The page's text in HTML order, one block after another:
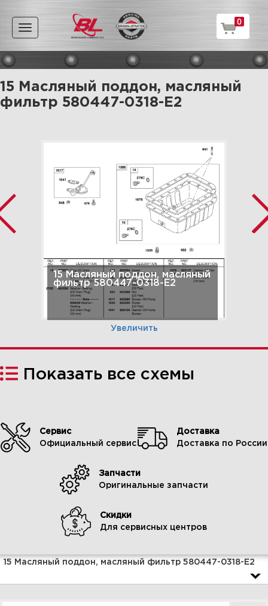
Toggle
navigation
0
15 Масляный поддон, масляный
фильтр 580447-0318-E2
15 Масляный поддон, масляный
фильтр 580447-0318-E2
Увеличить
16 Руководство по
эксплуатации 580447-0318-E2
Показать все схемы
Сервис
Официальный сервис
Доставка
Доставка по России
Запчасти
Оригинальные запчасти
Скидки
Для сервисных центров
15 Масляный поддон, масляный фильтр 580447-0318-E2